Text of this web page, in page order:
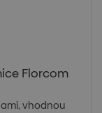
Florcom
vhodnou